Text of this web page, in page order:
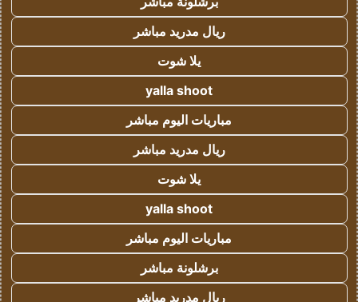
ريال مدريد مباشر
يلا شوت
yalla shoot
مباريات اليوم مباشر
ريال مدريد مباشر
يلا شوت
yalla shoot
مباريات اليوم مباشر
برشلونة مباشر
ريال مدريد مباشر